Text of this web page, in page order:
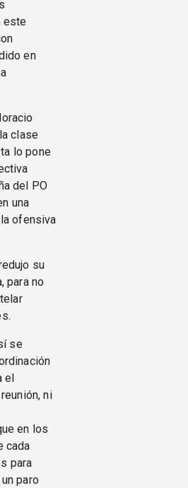
este
en
clase
lo pone
del PO
una
ofensiva
su
para no
se
el
ni
en los
cada
para
paro